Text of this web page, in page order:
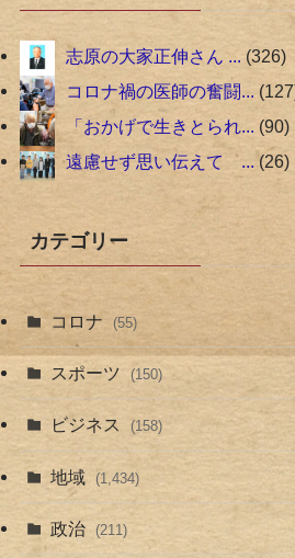
志原の大家正伸さん ... 326
コロナ禍の医師の奮闘... 127
「おかげで生きとられ... 90
遠慮せず思い伝えて ... 26
カテゴリー
コロナ (55)
スポーツ (150)
ビジネス (158)
地域 (1,434)
政治 (211)